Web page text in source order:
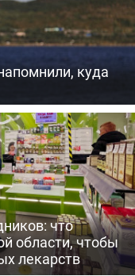
куда
что
области, чтобы
лекарств